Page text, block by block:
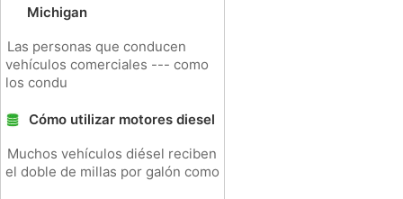
Michigan
Las personas que conducen
vehículos comerciales --- como
los condu
Cómo utilizar motores diesel
Muchos vehículos diésel reciben
el doble de millas por galón como